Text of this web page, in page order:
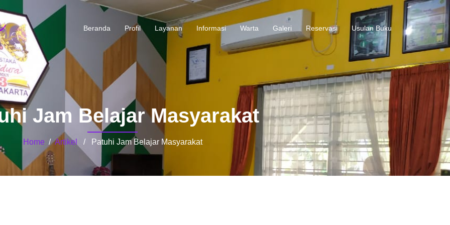
Beranda Profil Layanan Informasi Warta Galeri Reservasi Usulan Buku
Jam Belajar Masyarakat
Home /Artikel / Patuhi Jam Belajar Masyarakat